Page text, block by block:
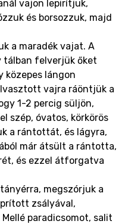
vajon lepirítjuk,
és borsozzuk, majd
a maradék vajat. A
felverjük őket
közepes lángon
vajra ráöntjük a
1-2 percig süljön,
szép, óvatos, körkörös
a rántottát, és lágyra,
már átsült a rántotta,
és ezzel átforgatva
megszórjuk a
zsályával,
paradicsomot, salit